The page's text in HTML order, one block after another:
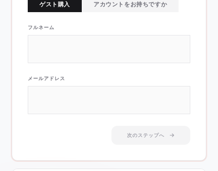
ゲスト購入 アカウントをお持ちですか
フルネーム
メールアドレス
次のステップへ